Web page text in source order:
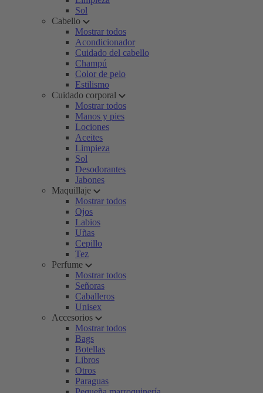
Sol
Cabello
Mostrar todos
Acondicionador
Cuidado del cabello
Champú
Color de pelo
Estilismo
Cuidado corporal
Mostrar todos
Manos y pies
Lociones
Aceites
Limpieza
Sol
Desodorantes
Jabones
Maquillaje
Mostrar todos
Ojos
Labios
Uñas
Cepillo
Tez
Perfume
Mostrar todos
Señoras
Caballeros
Unisex
Accesorios
Mostrar todos
Bags
Botellas
Libros
Otros
Paraguas